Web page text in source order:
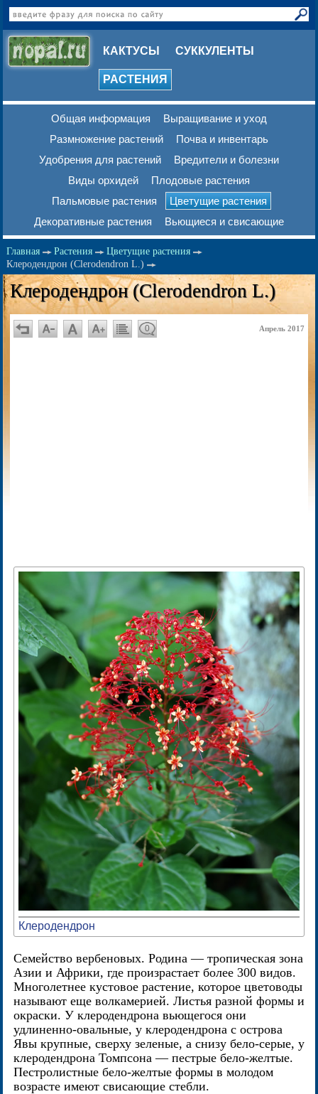
КАКТУСЫ СУККУЛЕНТЫ
РАСТЕНИЯ
Общая информация
Выращивание и уход
Размножение растений
Почва и инвентарь
Удобрения для растений
Вредители и болезни
Виды орхидей
Плодовые растения
Пальмовые растения
Цветущие растения
Декоративные растения
Вьющиеся и свисающие
Главная Растения
Цветущие растения
Клеродендрон (Clerodendron L.)
Клеродендрон (Clerodendron L.)
0 Апрель 2017
Клеродендрон
Семейство вербеновых. Родина — тропическая зона
Азии и Африки, где произрастает более 300 видов.
Многолетнее кустовое растение, которое цветоводы
называют еще волкамерией. Листья разной формы и
окраски. У клеродендрона вьющегося они
удлиненно-овальные, у клеродендрона с острова
Явы крупные, сверху зеленые, а снизу бело-серые, у
клеродендрона Томпсона — пестрые бело-желтые.
Пестролистные бело-желтые формы в молодом
возрасте имеют свисающие стебли.